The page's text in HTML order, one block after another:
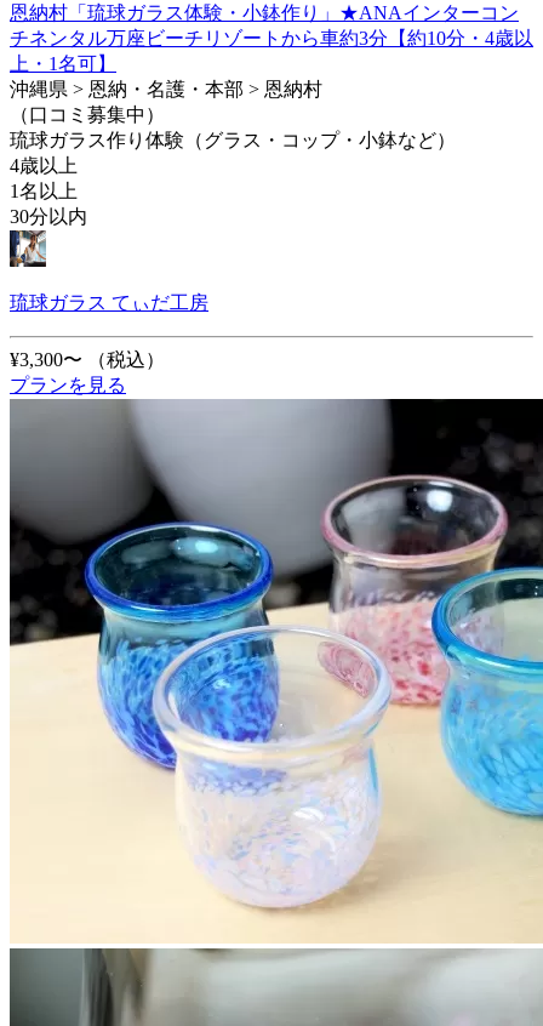
恩納村「琉球ガラス体験・小鉢作り」★ANAインターコン
チネンタル万座ビーチリゾートから車約3分【約10分・4歳以
上・1名可】
沖縄県 > 恩納・名護・本部 > 恩納村
（口コミ募集中）
琉球ガラス作り体験（グラス・コップ・小鉢など）
4歳以上
1名以上
30分以内
琉球ガラス てぃだ工房
¥3,300〜
（税込）
プランを見る